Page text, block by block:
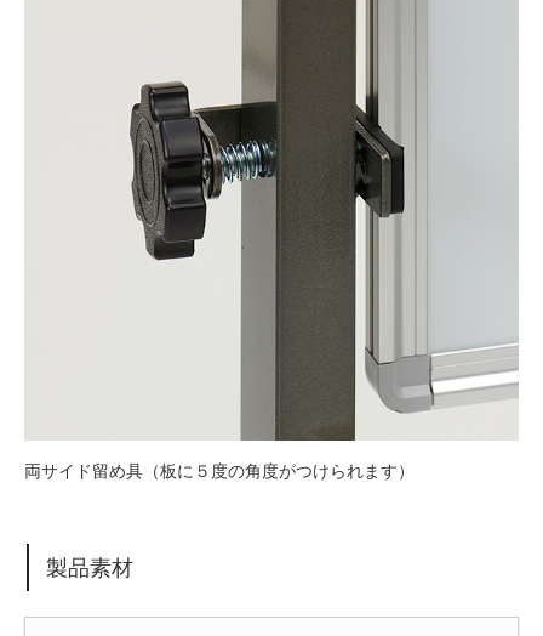
両サイド留め具（板に５度の角度がつけられます）
製品素材